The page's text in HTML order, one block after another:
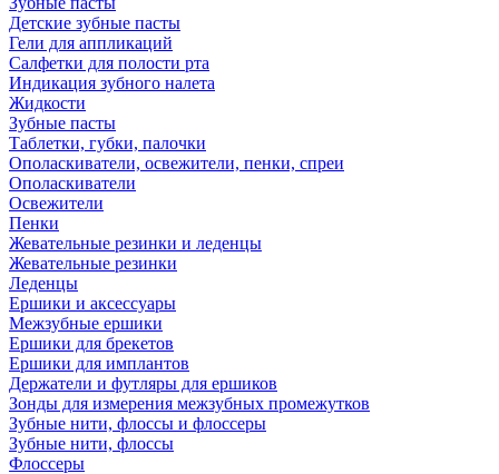
Детские зубные пасты
Гели для аппликаций
Салфетки для полости рта
Индикация зубного налета
Жидкости
Зубные пасты
Таблетки, губки, палочки
Ополаскиватели, освежители, пенки, спреи
Ополаскиватели
Освежители
Пенки
Жевательные резинки и леденцы
Жевательные резинки
Леденцы
Ершики и аксессуары
Межзубные ершики
Ершики для брекетов
Ершики для имплантов
Держатели и футляры для ершиков
Зонды для измерения межзубных промежутков
Зубные нити, флоссы и флоссеры
Зубные нити, флоссы
Флоссеры